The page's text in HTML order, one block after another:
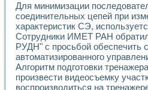
Создание виртуальной
Обратный маятник
Устройство для
Лабораторный
Стенд для
Система
Автоматизация
Модельно-
Для минимизации
соединительных цепей при
характеристик СЭ,
Сотрудники ИМЕТ РАН
РУДН" с просьбой обеспечить
автоматизированного
Алгоритм подготовки
произвести видеосъемку
воспроизводиться на